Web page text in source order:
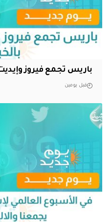
باريس تجمع فيروز
قبل يومين